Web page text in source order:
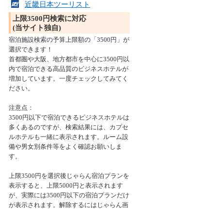
近畿日本ツーリスト
上限3500円検索に対応
(当サイト独自)
宿泊施設検索の予算上限額の「3500円」が
選択できます！
首都圏や大阪、地方都市を中心に3500円以
内で宿泊できる高品質のビジネスホテルが
増加しています。一度チェックしてみてく
ださい。
注意点：
3500円以下で宿泊できるビジネスホテルは
多くあるのですが、検索結果には、カプセ
ルホテルも一緒に表示されます。ルーム設
備や男女別条件等をよく確認お願いしま
す。
上限3500円を選択後じゃらん宿泊プランを
表示すると、上限5000円と表示されます
が、実際には3500円以下の宿泊プランだけ
が表示されます。解除するにはじゃらん画